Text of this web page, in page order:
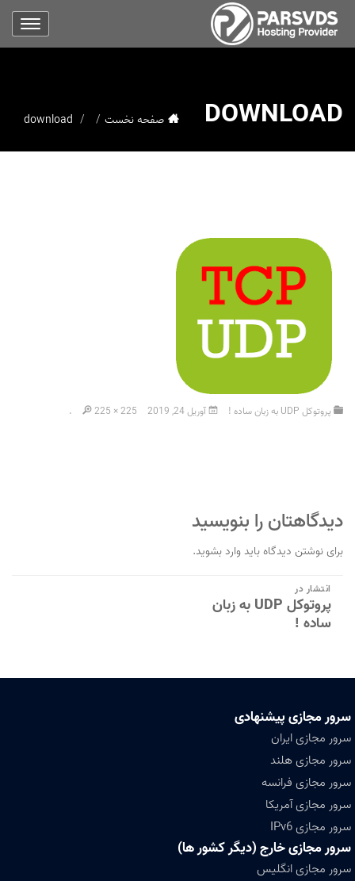
DOWNLOAD صفحه نخست download
پروتوکل UDP به زبان ساده ! آوریل 24, 2019 225 × 225
.
دیدگاهتان را بنویسید
برای نوشتن دیدگاه بایدوارد بشوید.
راهبری
نوشته
انتشار در
پروتوکل UDP به زبان
ساده !
سرور مجازی پیشنهادی
سرور مجازی ایران
سرور مجازی هلند
سرور مجازی فرانسه
سرور مجازی آمریکا
سرور مجازی IPv6
سرور مجازی خارج (دیگر کشور ها)
سرور مجازی انگلیس